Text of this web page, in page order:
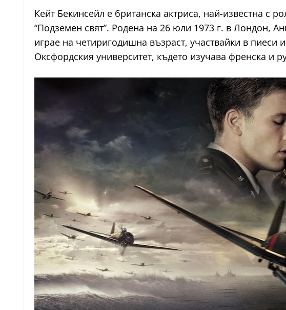
Кейт Бекинсейл е британска актриса, най-известна с
“Подземен свят”. Родена на 26 юли 1973 г. в Лондон,
играе на четиригодишна възраст, участвайки в
Оксфордския университет, където изучава френска и